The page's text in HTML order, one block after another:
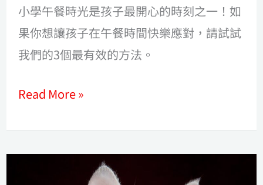
小學午餐時光是孩子最開心的時刻之一！如
果你想讓孩子在午餐時間快樂應對，請試試
我們的3個最有效的方法。
效
的
方
Read More »